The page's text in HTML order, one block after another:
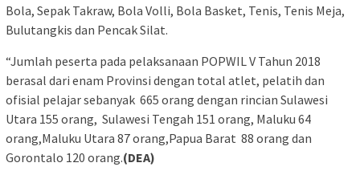
Bola, Sepak Takraw, Bola Volli, Bola Basket, Tenis, Tenis Meja,
Bulutangkis dan Pencak Silat.
“Jumlah peserta pada pelaksanaan POPWIL V Tahun 2018
berasal dari enam Provinsi dengan total atlet, pelatih dan
ofisial pelajar sebanyak 665 orang dengan rincian Sulawesi
Utara 155 orang, Sulawesi Tengah 151 orang, Maluku 64
orang,Maluku Utara 87 orang,Papua Barat 88 orang dan
Gorontalo 120 orang.(DEA)